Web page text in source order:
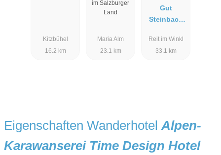
Kitzbühel
16.2 km
Resort
im Salzburger
Land
Maria Alm
23.1 km
Gut
Steinbach
Chalets SPA
Reit im Winkl
33.1 km
Eigenschaften Wanderhotel Alpen-
Karawanserei Time Design Hotel